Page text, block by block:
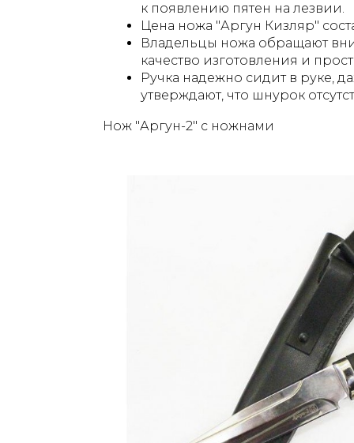
к появлению пятен на лезвии.
Цена ножа "Аргун Кизляр"
Владельцы ножа обращают
качество изготовления и
Ручка надежно сидит в руке,
утверждают, что шнурок
Нож "Аргун-2" с ножнами